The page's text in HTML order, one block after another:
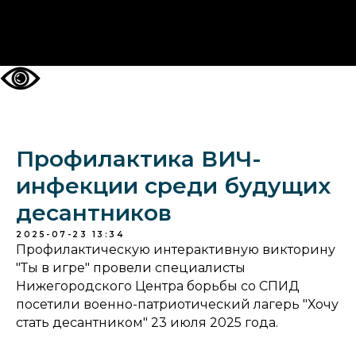
Профилактика ВИЧ-
инфекции среди будущих
десантников
2025-07-23 13:34
Профилактическую интерактивную викторину
"Ты в игре" провели специалисты
Нижегородского Центра борьбы со СПИД
посетили военно-патриотический лагерь "Хочу
стать десантником" 23 июля 2025 года.